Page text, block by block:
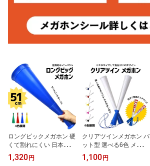
ロングビックメガホン 硬
くて割れにくい 日本製 5
1cm 4色 応援用メガフォ
ン 応援メガホン 応援グ
1,320円
クリアツインメガホン バ
ット型 選べる6色 メガホ
ン メガフォン 応援メガ
ホン 鳴り物 音 透明 高校
1,100円